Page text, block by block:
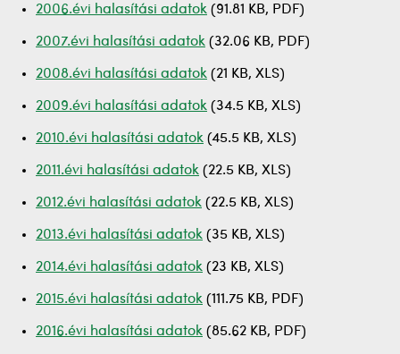
2006.évi halasítási adatok (91.81 KB, PDF)
2007.évi halasítási adatok (32.06 KB, PDF)
2008.évi halasítási adatok (21 KB, XLS)
2009.évi halasítási adatok (34.5 KB, XLS)
2010.évi halasítási adatok (45.5 KB, XLS)
2011.évi halasítási adatok (22.5 KB, XLS)
2012.évi halasítási adatok (22.5 KB, XLS)
2013.évi halasítási adatok (35 KB, XLS)
2014.évi halasítási adatok (23 KB, XLS)
2015.évi halasítási adatok (111.75 KB, PDF)
2016.évi halasítási adatok (85.62 KB, PDF)